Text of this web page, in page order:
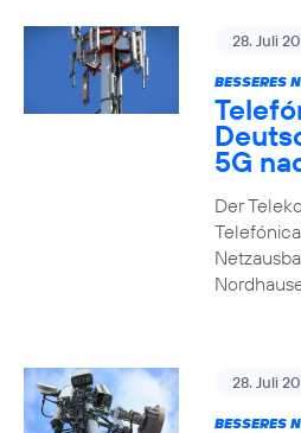
28. Juli
BESSERES
5G
Der
28. Juli
BESSERES